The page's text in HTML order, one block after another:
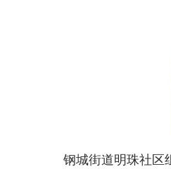
钢城街道明珠社区